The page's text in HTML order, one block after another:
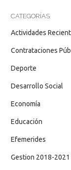
CATEGORÍAS
Actividades
Contrataciones
Deporte
Desarrollo Social
Economía
Educación
Efemerides
Gestion 2018-2021